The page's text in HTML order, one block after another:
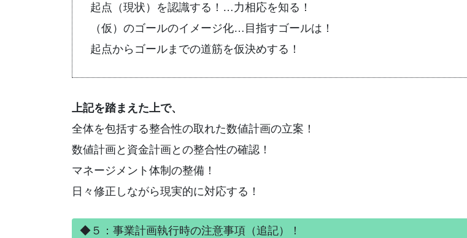
起点（現状）を認識する！…力相応を知る！
（仮）のゴールのイメージ化…目指すゴールは！
起点からゴールまでの道筋を仮決めする！
上記を踏まえた上で、
全体を包括する整合性の取れた数値計画の立案！
数値計画と資金計画との整合性の確認！
マネージメント体制の整備！
日々修正しながら現実的に対応する！
◆５：事業計画執行時の注意事項（追記）！